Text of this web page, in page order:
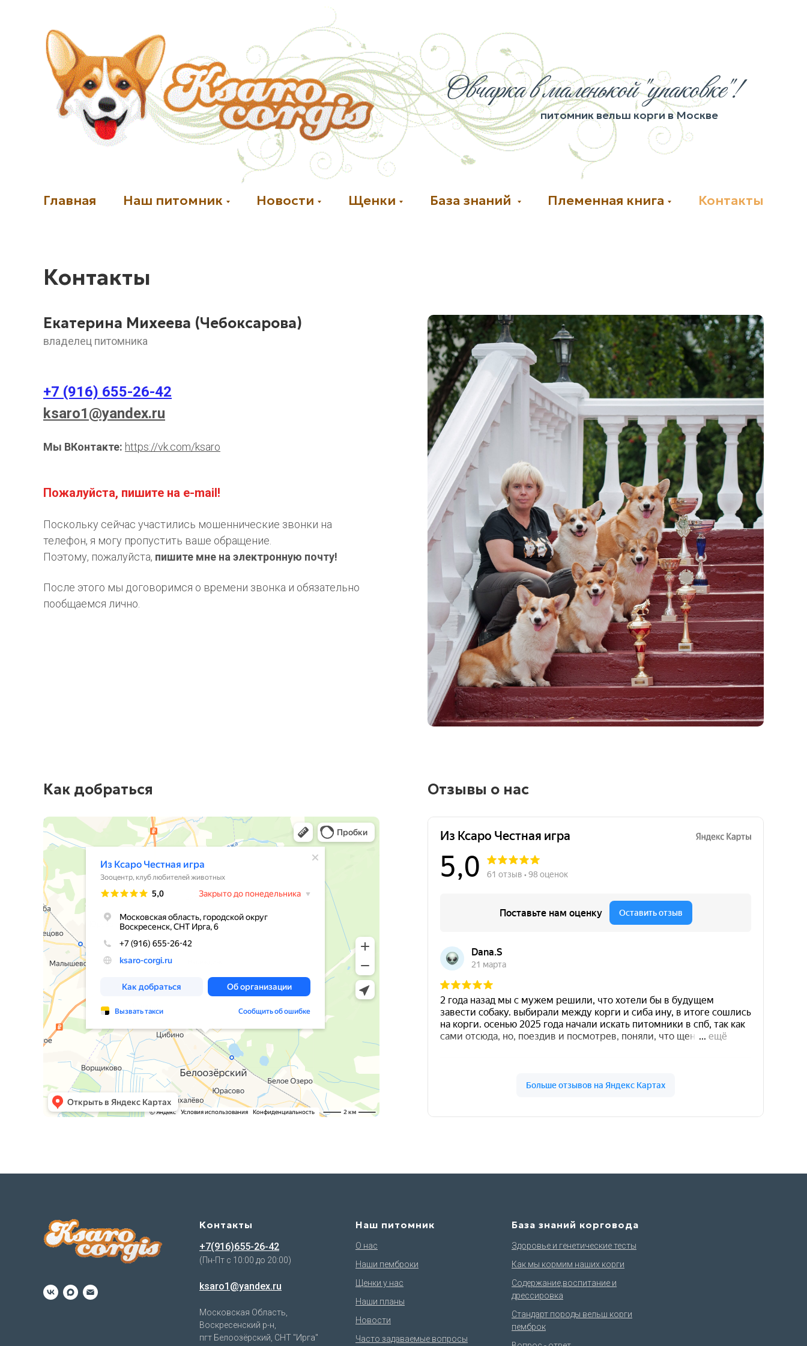
Овчарка в маленькой "упаковке"!
питомник вельш корги в Москве
Главная Наш питомник Новости Щенки База знаний Племенная книга Контакты
Контакты
Екатерина Михеева (Чебоксарова)
владелец питомника
+7 (916) 655-26-42
ksaro1@yandex.ru
Мы ВКонтакте: https://vk.com/ksaro
Пожалуйста, пишите на e-mail!
Поскольку сейчас участились мошеннические звонки на
телефон, я могу пропустить ваше обращение.
Поэтому, пожалуйста, пишите мне на электронную почту!
После этого мы договоримся о времени звонка и обязательно
пообщаемся лично.
Как добраться Отзывы о нас
Контакты
+7(916)655-26-42
(Пн-Пт с 10:00 до 20:00)
ksaro1@yandex.ru
Московская Область,
Воскресенский р-н,
пгт Белоозёрский, СНТ "Ирга"
Наш питомник
О нас
Наши пемброки
Щенки у нас
Наши планы
Новости
Часто задаваемые вопросы
База знаний корговода
Здоровье и генетические тесты
Как мы кормим наших корги
Содержание,воспитание и
дрессировка
Стандарт породы вельш корги
пемброк